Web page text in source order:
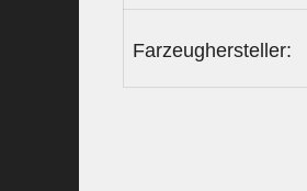
Farzeughersteller: